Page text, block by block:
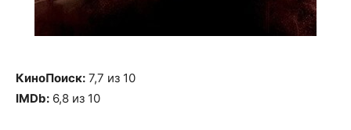
КиноПоиск: 7,7 из 10
IMDb: 6,8 из 10